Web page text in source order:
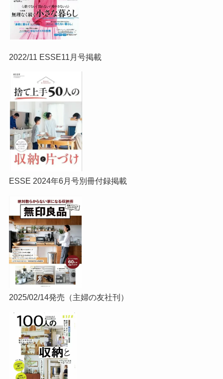
2022/11 ESSE11月号掲載
ESSE 2024年6月号別冊付録掲載
2025/02/14発売（主婦の友社刊）